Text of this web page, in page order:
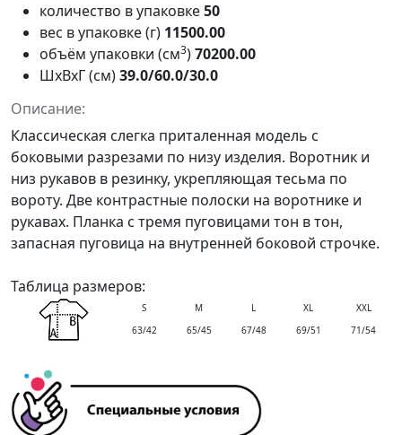
количество в упаковке50
вес в упаковке (г) 11500.00
объём упаковки (см3)70200.00
ШxВxГ (см)39.0/60.0/30.0
Описание:
Классическая слегка приталенная модель с
боковыми разрезами по низу изделия. Воротник и
низ рукавов в резинку, укрепляющая тесьма по
вороту. Две контрастные полоски на воротнике и
рукавах. Планка с тремя пуговицами тон в тон,
запасная пуговица на внутренней боковой строчке.
Таблица размеров:
S M L XL
XXL
63/42
65/45 67/48 69/51 71/54